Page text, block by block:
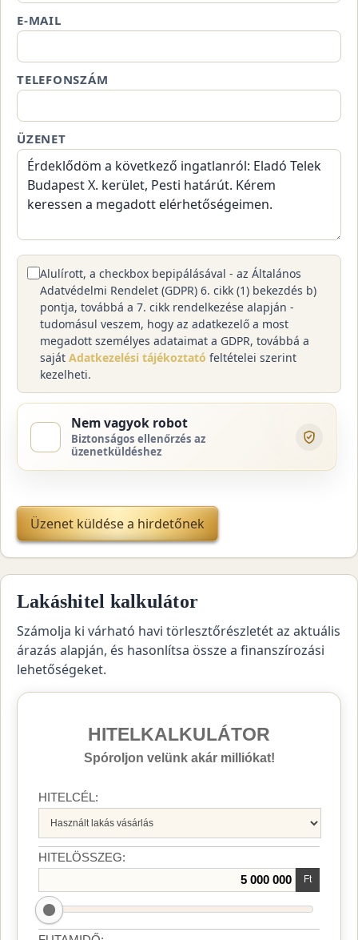
E-MAIL
TELEFONSZÁM
ÜZENET
Alulírott, a checkbox bepipálásával - az Általános
Adatvédelmi Rendelet (GDPR) 6. cikk (1) bekezdés b)
pontja, továbbá a 7. cikk rendelkezése alapján -
tudomásul veszem, hogy az adatkezelő a most
megadott személyes adataimat a GDPR, továbbá a
saját Adatkezelési tájékoztató feltételei szerint
kezelheti.
Nem vagyok robot
Biztonságos ellenőrzés az
üzenetküldéshez
Üzenet küldése a hirdetőnek
Lakáshitel kalkulátor
Számolja ki várható havi törlesztőrészletét az aktuális
árazás alapján, és hasonlítsa össze a finanszírozási
lehetőségeket.